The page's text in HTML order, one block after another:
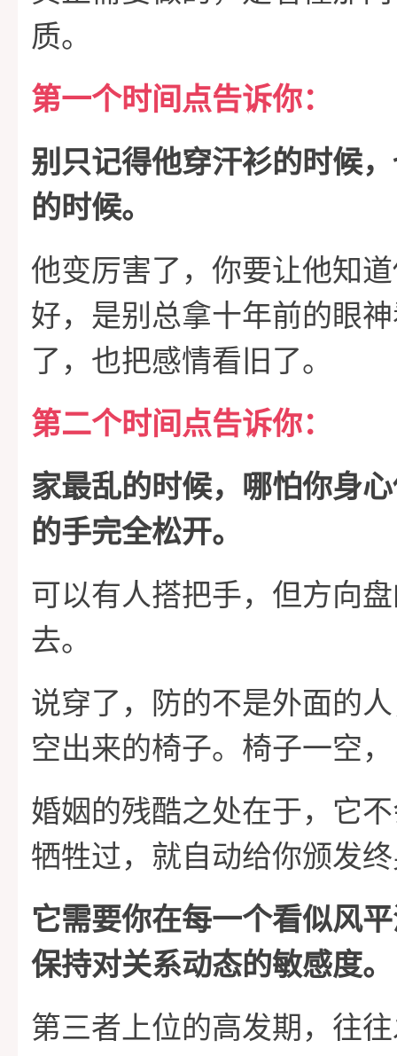
质。
第一个时间点告诉你：
别只记得他穿汗衫的时候
的时候。
他变厉害了，你要让他知
好，是别总拿十年前的眼
了，也把感情看旧了。
第二个时间点告诉你：
家最乱的时候，哪怕你身
的手完全松开。
可以有人搭把手，但方向
去。
说穿了，防的不是外面的
空出来的椅子。椅子一空
婚姻的残酷之处在于，它
牺牲过，就自动给你颁发
它需要你在每一个看似风
保持对关系动态的敏感度。
第三者上位的高发期，往